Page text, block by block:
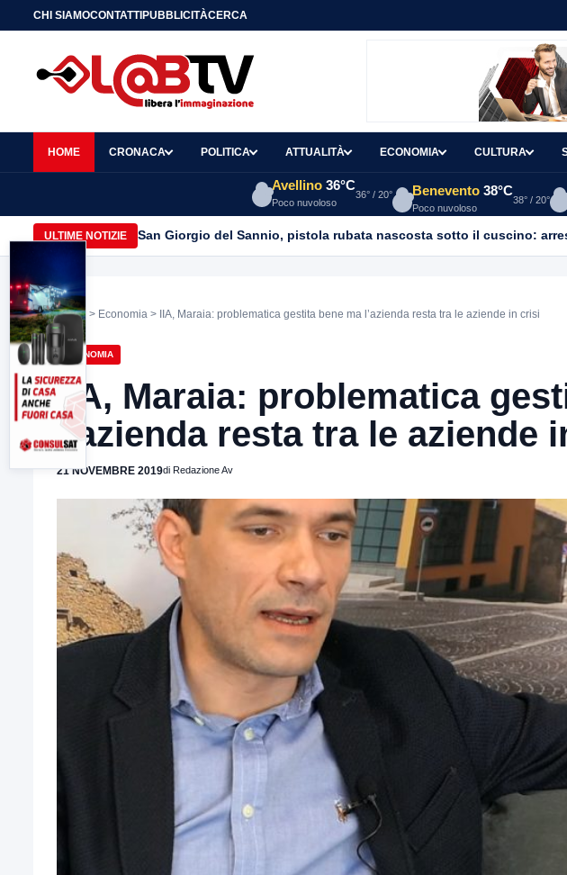
CHI SIAMOCONTATTIPUBBLICITÀCERCA
HOME CRONACA POLITICA ATTUALITÀ ECONOMIA CULTURA
Avellino 36°C
Poco nuvoloso
36° / 20° Benevento 38°C
Poco nuvoloso
38° / 20°
ULTIME NOTIZIE San Giorgio del Sannio, pistola rubata nascosta sotto il cuscino:
Home > Economia > IIA, Maraia: problematica gestita bene ma l’azienda resta tra le aziende in crisi
ECONOMIA
IIA, Maraia: problematica
l’azienda resta tra le aziende
21 NOVEMBRE 2019di Redazione Av